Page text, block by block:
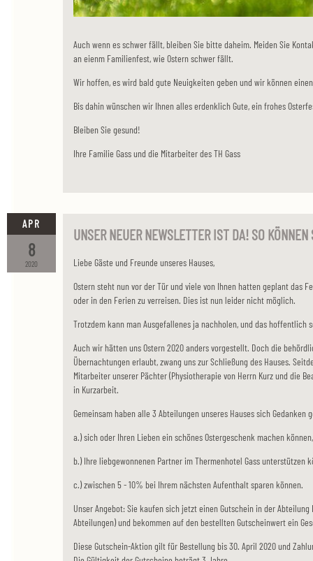
Auch wenn es schwer fällt, bleiben Sie bitte daheim. Meiden Sie
an eienm Familienfest, wie Ostern schwer fällt.
Wir hoffen, es wird bald gute Neuigkeiten geben und wir können
Bis dahin wünschen wir Ihnen alles erdenklich Gute, ein frohes
Bleiben Sie gesund!
Ihre Familie Gass und die Mitarbeiter des TH Gass
2020
8
APR
UNSER NEUER NEWSLETTER IST DA! SO KÖNNEN
Liebe Gäste und Freunde unseres Hauses,
Ostern steht nun vor der Tür und viele von Ihnen hatten geplant das
oder in den Ferien zu verreisen. Dies ist nun leider nicht möglich.
Trotzdem kann man Ausgefallenes ja nachholen, und das hoffentlich
Auch wir hätten uns Ostern 2020 anders vorgestellt. Doch die
Übernachtungen erlaubt, zwang uns zur Schließung des Hauses.
Mitarbeiter unserer Pächter (Physiotherapie von Herrn Kurz und die
in Kurzarbeit.
Gemeinsam haben alle 3 Abteilungen unseres Hauses sich Gedanken
a.) sich oder Ihren Lieben ein schönes Ostergeschenk machen
b.) Ihre liebgewonnenen Partner im Thermenhotel Gass unterstützen
c.) zwischen 5 - 10% bei Ihrem nächsten Aufenthalt sparen können.
Unser Angebot: Sie kaufen sich jetzt einen Gutschein in der
Abteilungen) und bekommen auf den bestellten Gutscheinwert ein
Diese Gutschein-Aktion gilt für Bestellung bis 30. April 2020 und